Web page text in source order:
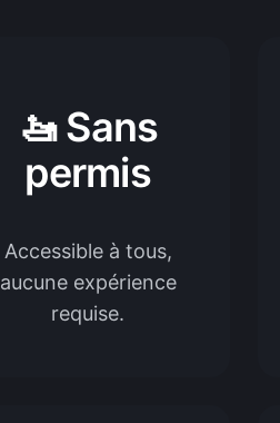
🚤 Sans
permis
Accessible à tous,
aucune expérience
requise.